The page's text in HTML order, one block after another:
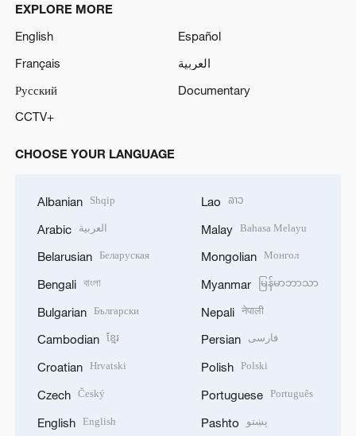
EXPLORE MORE
English
Español
Français
العربية
Русский
Documentary
CCTV+
CHOOSE YOUR LANGUAGE
Albanian Shqip
Arabic العربية
Belarusian Беларуская
Bengali বাংলা
Bulgarian Български
Cambodian ខ្មែរ
Croatian Hrvatski
Czech Český
English English
Lao ລາວ
Malay Bahasa Melayu
Mongolian Монгол
Myanmar မြန်မာဘာသာ
Nepali नेपाली
Persian فارسی
Polish Polski
Portuguese Português
Pashto پښتو